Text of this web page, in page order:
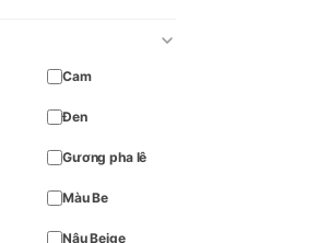
Cam
Đen
Gương pha lê
Màu Be
Nâu Beige